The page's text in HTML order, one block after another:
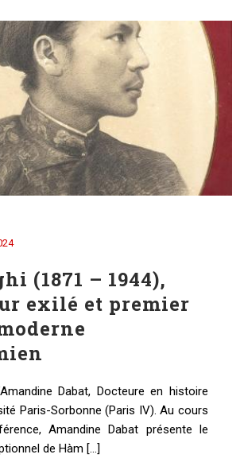
(1871 – 1944),
exilé et premier
Dabat, Docteure en histoire
Paris-Sorbonne (Paris IV). Au cours
Amandine Dabat présente le
de Hàm [...]